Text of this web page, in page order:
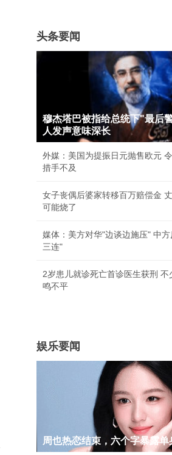
头条要闻
穆杰塔巴被指给总统下"最后
人发声意味深长
外媒：美国为提振日元抛售欧元
措手不及
女子丧偶后婆家转移百万赔偿金
可能烧了
媒体：美方对华"边谈边施压" 中方
三连"
2岁患儿就诊死亡首诊医生获刑 不
鸣不平
娱乐要闻
周也热恋结束，六个字暴露单